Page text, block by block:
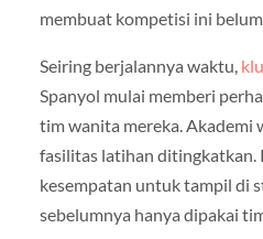
membuat kompetisi ini
Seiring berjalannya waktu,
Spanyol mulai memberi
tim wanita mereka. Akademi
fasilitas latihan ditingkatkan.
kesempatan untuk tampil di
sebelumnya hanya dipakai